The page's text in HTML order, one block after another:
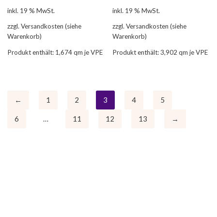
inkl. 19 % MwSt.
zzgl. Versandkosten (siehe
Warenkorb)
Produkt enthält: 1,674qm je VPE
inkl. 19 % MwSt.
zzgl. Versandkosten (siehe
Warenkorb)
Produkt enthält: 3,902qm je VPE
← 1 2 3 4 5
6 11 12 13 →